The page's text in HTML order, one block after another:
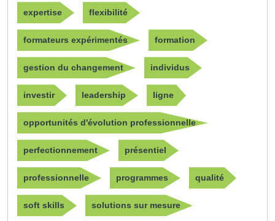
expertise flexibilité
formateurs expérimentés formation
gestion du changement individus
investir leadership ligne
opportunités d'évolution professionnelle
perfectionnement présentiel
professionnelle programmes qualité
soft skills solutions sur mesure